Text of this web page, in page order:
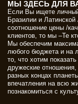
МЫ ЗДЕСЬ ДЛЯ
Если Вы ищете
Бразилии и
соотношение цены /
клиентов, то мы –Те
Мы обеспечим
любого бюджета и на
то, что хотим
дружеские
разных концах
впечатления на всю
познакомиться с